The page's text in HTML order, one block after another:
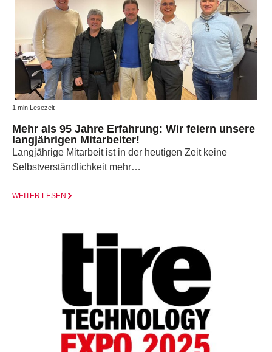
1 min Lesezeit
Mehr als 95 Jahre Erfahrung: Wir feiern unsere
langjährigen Mitarbeiter!
Langjährige Mitarbeit ist in der heutigen Zeit keine
Selbstverständlichkeit mehr…
WEITER LESEN